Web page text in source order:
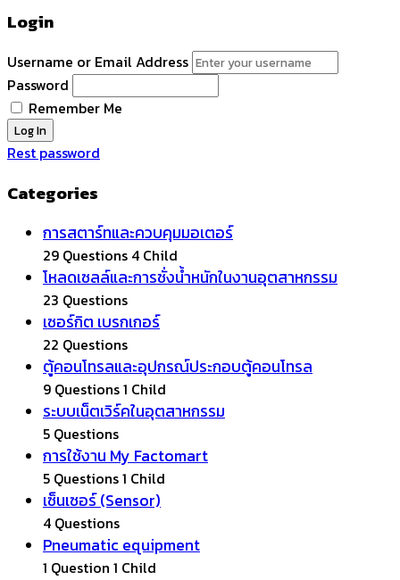
Login
Username or Email Address
Password
Remember Me
Rest password
Categories
การสตาร์ทและควบคุมมอเตอร์
29 Questions 4 Child
โหลดเซลล์และการชั่งน้ำหนักในงานอุตสาหกรรม
23 Questions
เซอร์กิต เบรกเกอร์
22 Questions
ตู้คอนโทรลและอุปกรณ์ประกอบตู้คอนโทรล
9 Questions1 Child
ระบบเน็ตเวิร์คในอุตสาหกรรม
5 Questions
การใช้งาน My Factomart
5 Questions1 Child
เซ็นเซอร์ (Sensor)
4 Questions
Pneumatic equipment
1 Question 1 Child